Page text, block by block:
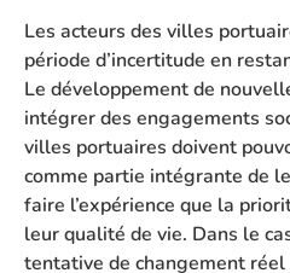
Les acteurs des villes
période d’incertitude en
Le développement de
intégrer des engagements
villes portuaires doivent
comme partie intégrante de
faire l’expérience que la
leur qualité de vie. Dans le
tentative de changement réel